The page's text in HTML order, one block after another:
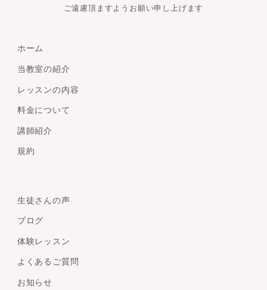
ご遠慮頂ますようお願い申し上げます
ホーム
当教室の紹介
レッスンの内容
料金について
講師紹介
規約
生徒さんの声
ブログ
体験レッスン
よくあるご質問
お知らせ